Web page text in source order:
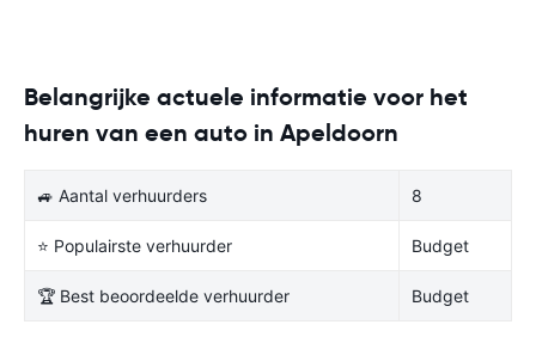
Belangrijke actuele informatie voor het
huren van een auto in Apeldoorn
🚙 Aantal verhuurders 8
⭐ Populairste verhuurder Budget
🏆 Best beoordeelde verhuurder Budget